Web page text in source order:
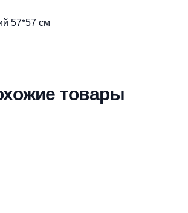
57*57 см
товары